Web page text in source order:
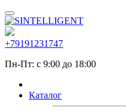
+79191231747
Пн-Пт: с 9:00 до 18:00
Каталог